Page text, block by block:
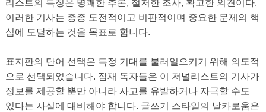
리스트의 특징은 명쾌한 추론, 철저한 조사, 확고한 의견이다.
이러한 기사는 종종 도전적이고 비판적이며 중요한 문제의 핵
심에 도달하는 것을 목표로 합니다.
표지판의 단어 선택은 특정 기대를 불러일으키기 위해 의도적
으로 선택되었습니다. 잠재 독자들은 이 저널리스트의 기사가
정보를 제공할 뿐만 아니라 사고를 유발하거나 자극할 수도
있다는 사실에 대비해야 합니다. 글쓰기 스타일의 날카로움은